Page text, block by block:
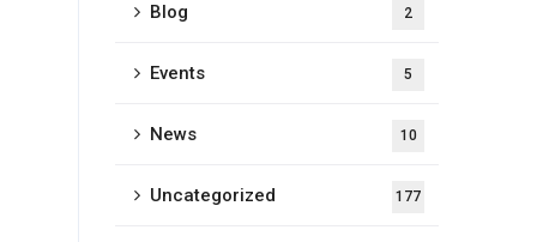
Blog 2
Events 5
News 10
Uncategorized 177